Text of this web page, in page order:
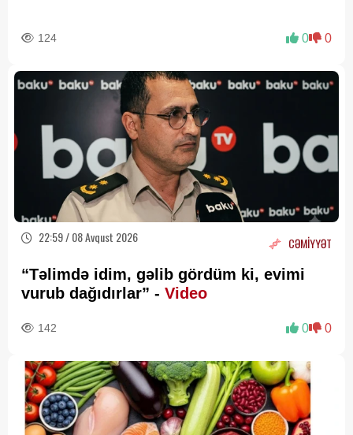
124 0 0
22:59 / 08 Avqust 2026 CƏMİYYƏT
“Təlimdə idim, gəlib gördüm ki, evimi
vurub dağıdırlar” - Video
142 0 0